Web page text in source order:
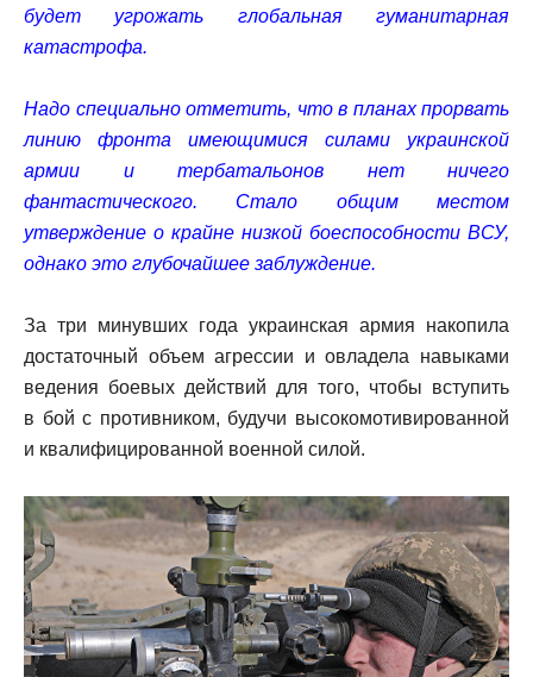
будет угрожать глобальная гуманитарная
катастрофа.
Надо специально отметить, что в планах прорвать
линию фронта имеющимися силами украинской
армии и тербатальонов нет ничего
фантастического. Стало общим местом
утверждение о крайне низкой боеспособности ВСУ,
однако это глубочайшее заблуждение.
За три минувших года украинская армия накопила
достаточный объем агрессии и овладела навыками
ведения боевых действий для того, чтобы вступить
в бой с противником, будучи высокомотивированной
и квалифицированной военной силой.